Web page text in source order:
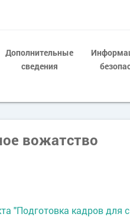
Дополнительные
сведения
вожатство
"Подготовка кадров для